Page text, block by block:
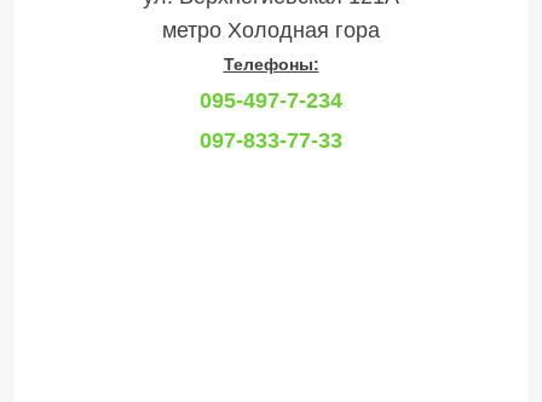
метро Холодная гора
Телефоны:
095-497-7-234
097-833-77-33